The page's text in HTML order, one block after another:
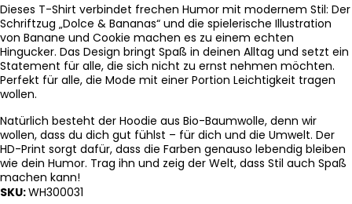
Dieses T-Shirt verbindet frechen Humor mit modernem Stil: Der
Schriftzug „Dolce & Bananas“ und die spielerische Illustration
von Banane und Cookie machen es zu einem echten
Hingucker. Das Design bringt Spaß in deinen Alltag und setzt ein
Statement für alle, die sich nicht zu ernst nehmen möchten.
Perfekt für alle, die Mode mit einer Portion Leichtigkeit tragen
wollen.
Natürlich besteht der Hoodie aus Bio-Baumwolle, denn wir
wollen, dass du dich gut fühlst – für dich und die Umwelt. Der
HD-Print sorgt dafür, dass die Farben genauso lebendig bleiben
wie dein Humor. Trag ihn und zeig der Welt, dass Stil auch Spaß
machen kann!
SKU:WH300031